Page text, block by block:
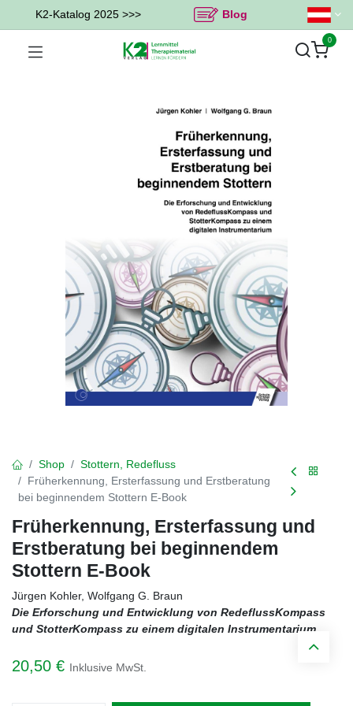
K2-Katalog 2025 >>> Blog
0
Shop
Stottern, Redefluss
Früherkennung, Ersterfassung und Erstberatung
bei beginnendem Stottern E-Book
Früherkennung, Ersterfassung und
Erstberatung bei beginnendem
Stottern E-Book
Jürgen Kohler, Wolfgang G. Braun
Die Erforschung und Entwicklung von RedeflussKompass
und StotterKompass zu einem digitalen Instrumentarium
20,50 € Inklusive MwSt.